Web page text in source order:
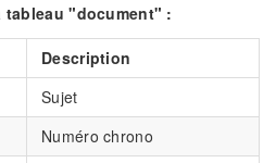
tableau "document" :
Description
Sujet
Numéro chrono